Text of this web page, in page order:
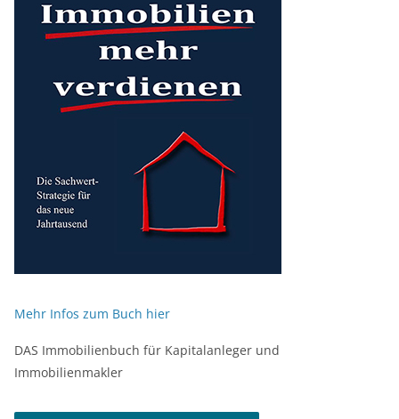
Mehr Infos zum Buch hier
DAS Immobilienbuch für Kapitalanleger und
Immobilienmakler